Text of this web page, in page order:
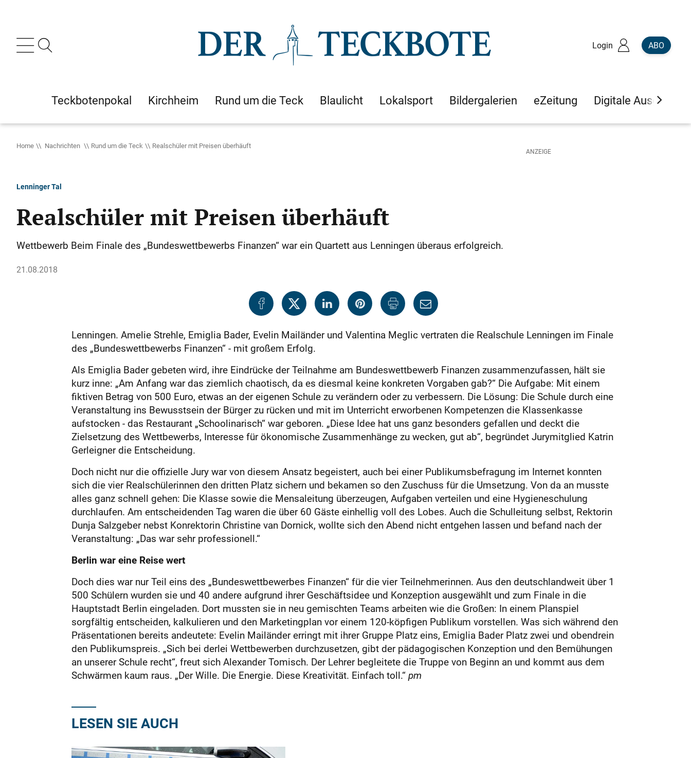
Login ABO
Teckbotenpokal Kirchheim Rund um die Teck Blaulicht Lokalsport Bildergalerien eZeitung Digitale Ausgaben
Home Nachrichten Rund um die Teck Realschüler mit Preisen überhäuft
Lenninger Tal
Realschüler mit Preisen überhäuft
Wettbewerb Beim Finale des „Bundeswettbewerbs Finanzen“ war ein Quartett aus Lenningen überaus erfolgreich.
21.08.2018
Lenningen. Amelie Strehle, Emiglia Bader, Evelin Mailänder und Valentina Meglic vertraten die Realschule Lenningen im Finale
des „Bundeswettbewerbs Finanzen“ - mit großem Erfolg.
Als Emiglia Bader gebeten wird, ihre Eindrücke der Teilnahme am Bundeswettbewerb Finanzen zusammenzufassen, hält sie
kurz inne: „Am Anfang war das ziemlich chaotisch, da es diesmal keine konkreten Vorgaben gab?“ Die Aufgabe: Mit einem
fiktiven Betrag von 500 Euro, etwas an der eigenen Schule zu verändern oder zu verbessern. Die Lösung: Die Schule durch eine
Veranstaltung ins Bewusstsein der Bürger zu rücken und mit im Unterricht erworbenen Kompetenzen die Klassenkasse
aufstocken - das Restaurant „Schoolinarisch“ war geboren. „Diese Idee hat uns ganz besonders gefallen und deckt die
Zielsetzung des Wettbewerbs, Interesse für ökonomische Zusammenhänge zu wecken, gut ab“, begründet Jurymitglied Katrin
Gerleigner die Entscheidung.
Doch nicht nur die offizielle Jury war von diesem Ansatz begeistert, auch bei einer Publikumsbefragung im Internet konnten
sich die vier Realschülerinnen den dritten Platz sichern und bekamen so den Zuschuss für die Umsetzung. Von da an musste
alles ganz schnell gehen: Die Klasse sowie die Mensaleitung überzeugen, Aufgaben verteilen und eine Hygieneschulung
durchlaufen. Am entscheidenden Tag waren die über 60 Gäste einhellig voll des Lobes. Auch die Schulleitung selbst, Rektorin
Dunja Salzgeber nebst Konrektorin Christine van Dornick, wollte sich den Abend nicht entgehen lassen und befand nach der
Veranstaltung: „Das war sehr professionell.“
Berlin war eine Reise wert
Doch dies war nur Teil eins des „Bundeswettbewerbes Finanzen“ für die vier Teilnehmerinnen. Aus den deutschlandweit über 1
500 Schülern wurden sie und 40 andere aufgrund ihrer Geschäftsidee und Konzeption ausgewählt und zum Finale in die
Hauptstadt Berlin eingeladen. Dort mussten sie in neu gemischten Teams arbeiten wie die Großen: In einem Planspiel
sorgfältig entscheiden, kalkulieren und den Marketingplan vor einem 120-köpfigen Publikum vorstellen. Was sich während den
Präsentationen bereits andeutete: Evelin Mailänder erringt mit ihrer Gruppe Platz eins, Emiglia Bader Platz zwei und obendrein
den Publikumspreis. „Sich bei derlei Wettbewerben durchzusetzen, gibt der pädagogischen Konzeption und den Bemühungen
an unserer Schule recht“, freut sich Alexander Tomisch. Der Lehrer begleitete die Truppe von Beginn an und kommt aus dem
Schwärmen kaum raus. „Der Wille. Die Energie. Diese Kreativität. Einfach toll.“pm
LESEN SIE AUCH